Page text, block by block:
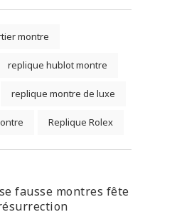
montre
replique hublot montre
replique montre de luxe
Replique Rolex
fausse montres fête